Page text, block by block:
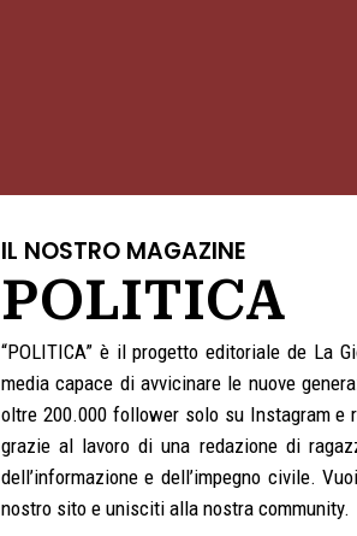
IL NOSTRO MAGAZINE
POLITICA
“POLITICA” è il progetto editoriale de La
media capace di avvicinare le nuove
oltre 200.000 follower solo su Instagram e
grazie al lavoro di una redazione di
dell’informazione e dell’impegno civile.
nostro sito e unisciti alla nostra community.